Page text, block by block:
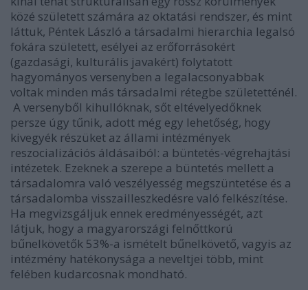
közé született számára az oktatási rendszer, és mint
láttuk, Péntek László a társadalmi hierarchia legalsó
fokára született, esélyei az erőforrásokért
(gazdasági, kulturális javakért) folytatott
hagyományos versenyben a legalacsonyabbak
voltak minden más társadalmi rétegbe születetténél.
A versenyből kihullóknak, sőt eltévelyedőknek
persze úgy tűnik, adott még egy lehetőség, hogy
kivegyék részüket az állami intézmények
reszocializációs áldásaiból: a büntetés-végrehajtási
intézetek. Ezeknek a szerepe a büntetés mellett a
társadalomra való veszélyesség megszüntetése és a
társadalomba visszailleszkedésre való felkészítése.
Ha megvizsgáljuk ennek eredményességét, azt
látjuk, hogy a magyarországi felnőttkorú
bűnelkövetők 53%-a ismételt bűnelkövető, vagyis az
intézmény hatékonysága a neveltjei több, mint
felében kudarcosnak mondható.